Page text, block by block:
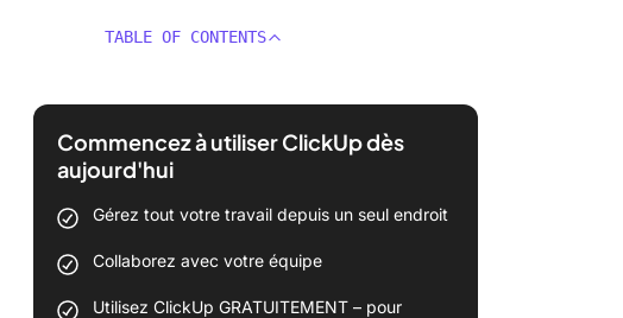
TABLE OF CONTENTS
Commencez à utiliser ClickUp dès
aujourd'hui
Gérez tout votre travail depuis un seul endroit
Collaborez avec votre équipe
Utilisez ClickUp GRATUITEMENT – pour